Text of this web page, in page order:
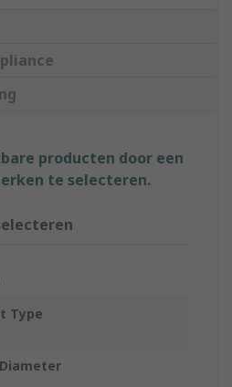
producten door een
te selecteren.
Type